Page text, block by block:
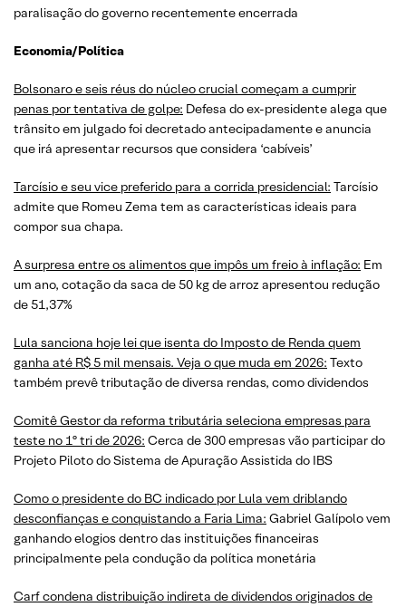
paralisação do governo recentemente encerrada
Economia/Política
Bolsonaro e seis réus do núcleo crucial começam a cumprir
penas por tentativa de golpe: Defesa do ex-presidente alega que
trânsito em julgado foi decretado antecipadamente e anuncia
que irá apresentar recursos que considera ‘cabíveis’
Tarcísio e seu vice preferido para a corrida presidencial: Tarcísio
admite que Romeu Zema tem as características ideais para
compor sua chapa.
A surpresa entre os alimentos que impôs um freio à inflação: Em
um ano, cotação da saca de 50 kg de arroz apresentou redução
de 51,37%
Lula sanciona hoje lei que isenta do Imposto de Renda quem
ganha até R$ 5 mil mensais. Veja o que muda em 2026: Texto
também prevê tributação de diversa rendas, como dividendos
Comitê Gestor da reforma tributária seleciona empresas para
teste no 1º tri de 2026: Cerca de 300 empresas vão participar do
Projeto Piloto do Sistema de Apuração Assistida do IBS
Como o presidente do BC indicado por Lula vem driblando
desconfianças e conquistando a Faria Lima: Gabriel Galípolo vem
ganhando elogios dentro das instituições financeiras
principalmente pela condução da política monetária
Carf condena distribuição indireta de dividendos originados de